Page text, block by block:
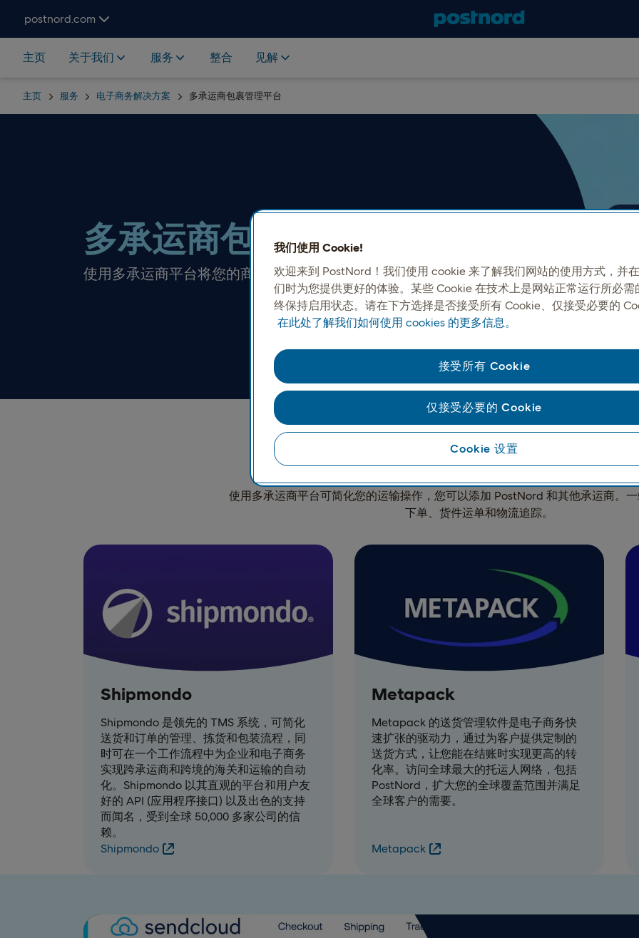
postnord.com
主页 关于我们 服务 整合 见解
主页 服务 电子商务解决方案 多承运商包裹管理平台
多承运商包裹管理平台
使用多承运商平台将您的商店与 PostNord 和其他承运商连接起来。
多承运商运输变得更简单
使用多承运商平台可简化您的运输操作，您可以添加 PostNord 和其他承运商。
下单、货件运单和物流追踪。
Shipmondo
Shipmondo 是领先的 TMS 系统，可简化
送货和订单的管理、拣货和包装流程，同
时可在一个工作流程中为企业和电子商务
实现跨承运商和跨境的海关和运输的自动
化。Shipmondo 以其直观的平台和用户友
好的 API (应用程序接口) 以及出色的支持
而闻名，受到全球 50,000 多家公司的信
赖。
Shipmondo
Metapack
Metapack 的送货管理软件是电子商务快
速扩张的驱动力，通过为客户提供定制的
送货方式，让您能在结账时实现更高的转
化率。访问全球最大的托运人网络，包括
PostNord，扩大您的全球覆盖范围并满足
全球客户的需要。
Metapack
我们使用 Cookie!
欢迎来到 PostNord！我们使用 cookie 来了解我们网站的使用方式，并
们时为您提供更好的体验。某些 Cookie 在技术上是网站正常运行所必需
终保持启用状态。请在下方选择是否接受所有 Cookie、仅接受必要的
在此处了解我们如何使用 cookies 的更多信息。
Cookie 设置
仅接受必要的 Cookie
接受所有 Cookie